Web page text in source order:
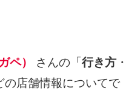
ペ） さんの「 行き方 ・
の店舗情報についてで